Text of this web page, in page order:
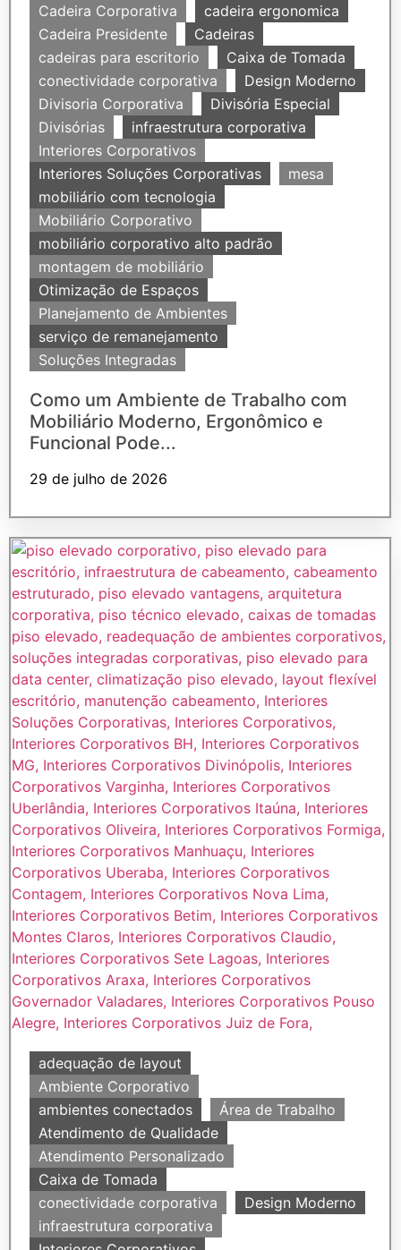
Cadeira Corporativa
cadeira ergonomica
Cadeira Presidente
Cadeiras
cadeiras para escritorio
Caixa de Tomada
conectividade corporativa
Design Moderno
Divisoria Corporativa
Divisória Especial
Divisórias
infraestrutura corporativa
Interiores Corporativos
Interiores Soluções Corporativas
mesa
mobiliário com tecnologia
Mobiliário Corporativo
mobiliário corporativo alto padrão
montagem de mobiliário
Otimização de Espaços
Planejamento de Ambientes
serviço de remanejamento
Soluções Integradas
Como um Ambiente de Trabalho com
Mobiliário Moderno, Ergonômico e
Funcional Pode...
29 de julho de 2026
adequação de layout
Ambiente Corporativo
ambientes conectados
Área de Trabalho
Atendimento de Qualidade
Atendimento Personalizado
Caixa de Tomada
conectividade corporativa
Design Moderno
infraestrutura corporativa